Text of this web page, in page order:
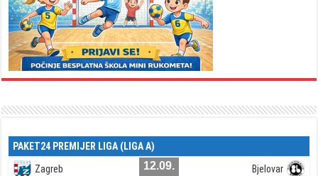
PAKET24 PREMIJER LIGA (LIGA A)
Zagreb 12.09. Bjelovar